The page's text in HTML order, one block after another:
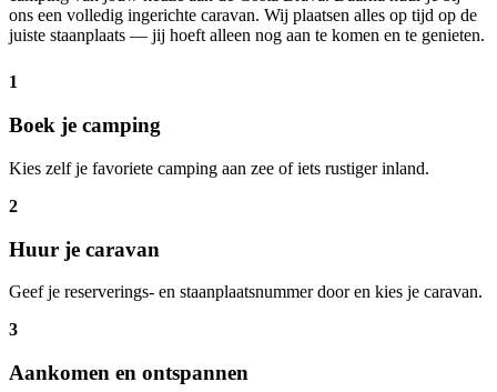
ons een volledig ingerichte caravan. Wij plaatsen alles op tijd op de
juiste staanplaats — jij hoeft alleen nog aan te komen en te genieten.
1
Boek je camping
Kies zelf je favoriete camping aan zee of iets rustiger inland.
2
Huur je caravan
Geef je reserverings- en staanplaatsnummer door en kies je caravan.
3
Aankomen en ontspannen